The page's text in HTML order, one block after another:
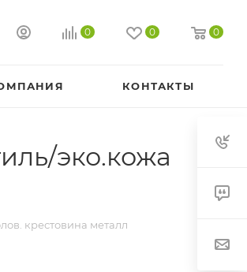
0 0 0
КОНТАКТЫ
эко.кожа
крестовина металл